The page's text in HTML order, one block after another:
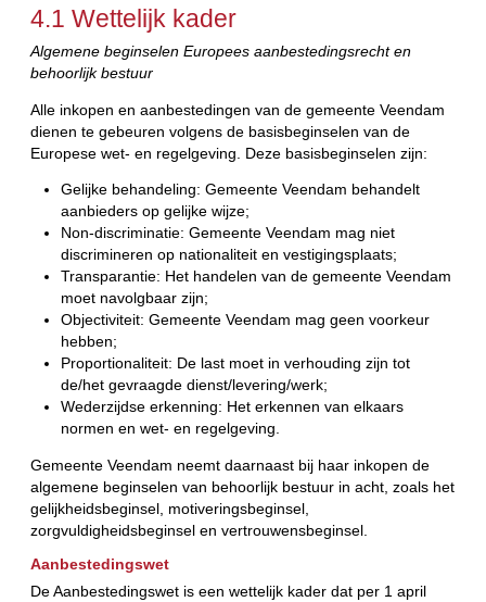
4.1 Wettelijk kader
Algemene beginselen Europees aanbestedingsrecht en
behoorlijk bestuur
Alle inkopen en aanbestedingen van de gemeente Veendam
dienen te gebeuren volgens de basisbeginselen van de
Europese wet- en regelgeving. Deze basisbeginselen zijn:
Gelijke behandeling: Gemeente Veendam behandelt
aanbieders op gelijke wijze;
Non-discriminatie: Gemeente Veendam mag niet
discrimineren op nationaliteit en vestigingsplaats;
Transparantie: Het handelen van de gemeente Veendam
moet navolgbaar zijn;
Objectiviteit: Gemeente Veendam mag geen voorkeur
hebben;
Proportionaliteit: De last moet in verhouding zijn tot
de/het gevraagde dienst/levering/werk;
Wederzijdse erkenning: Het erkennen van elkaars
normen en wet- en regelgeving.
Gemeente Veendam neemt daarnaast bij haar inkopen de
algemene beginselen van behoorlijk bestuur in acht, zoals het
gelijkheidsbeginsel, motiveringsbeginsel,
zorgvuldigheidsbeginsel en vertrouwensbeginsel.
Aanbestedingswet
De Aanbestedingswet is een wettelijk kader dat per 1 april